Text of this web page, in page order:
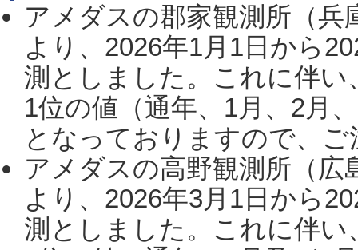
アメダスの郡家観測所（
より、2026年1月1日から
測としました。これに伴い
1位の値（通年、1月、2月
となっておりますので、
アメダスの高野観測所（
より、2026年3月1日から
測としました。これに伴い